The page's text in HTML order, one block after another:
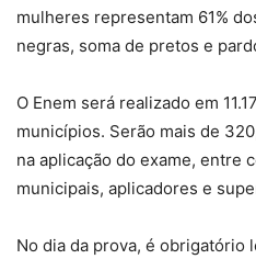
mulheres representam 61%
negras, soma de pretos e
O Enem será realizado em
municípios. Serão mais de
na aplicação do exame, entre
municipais, aplicadores e
No dia da prova, é obrigatório